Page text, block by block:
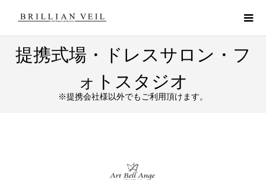
提携式場・ドレスサロン・フ
ォトスタジオ
※提携会社様以外でもご利用頂けます。